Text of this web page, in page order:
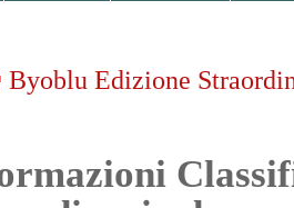
Edizione